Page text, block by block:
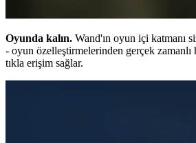
Oyunda kalın. Wand'ın oyun içi katmanı
- oyun özelleştirmelerinden gerçek zamanlı
tıkla erişim sağlar.